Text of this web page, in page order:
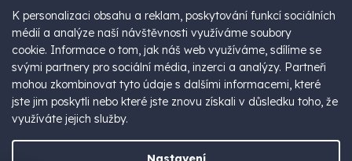
K personalizaci obsahu a reklam, poskytování funkcí sociálních
médií a analýze naší návštěvnosti využíváme soubory
cookie. Informace o tom, jak náš web využíváme, sdílíme se
svými partnery pro sociální média, inzerci a analýzy. Partneři
mohou zkombinovat tyto údaje s dalšími informacemi, které
jste jim poskytli nebo které jste znovu získali v důsledku toho, že
využíváte jejich služby.
+420 777 109 009
(Po - Pá 9-16 hod)
+420 777 109 009